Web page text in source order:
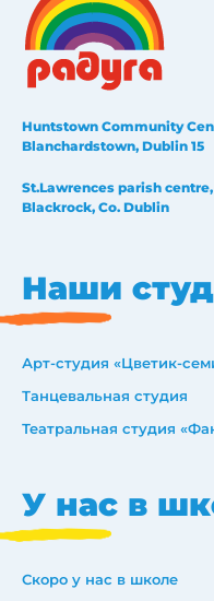
Huntstown Community
Blanchardstown, Dublin 15
St.Lawrences parish
Blackrock, Co. Dublin
Наши
Арт-студия «Цветик-
Танцевальная студия
Театральная студия
У нас в
Скоро у нас в школе